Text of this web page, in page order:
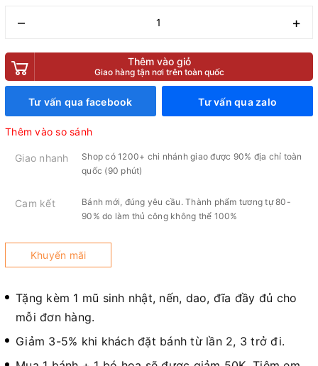
– +
Thêm vào giỏ
Giao hàng tận nơi trên toàn quốc
Tư vấn qua facebook Tư vấn qua zalo
Thêm vào so sánh
Giao nhanh
Shop có 1200+ chi nhánh giao được 90% địa chỉ toàn
quốc (90 phút)
Cam kết
Bánh mới, đúng yêu cầu. Thành phẩm tương tự 80-
90% do làm thủ công không thể 100%
Khuyến mãi
Tặng kèm 1 mũ sinh nhật, nến, dao, đĩa đầy đủ cho
mỗi đơn hàng.
Giảm 3-5% khi khách đặt bánh từ lần 2, 3 trở đi.